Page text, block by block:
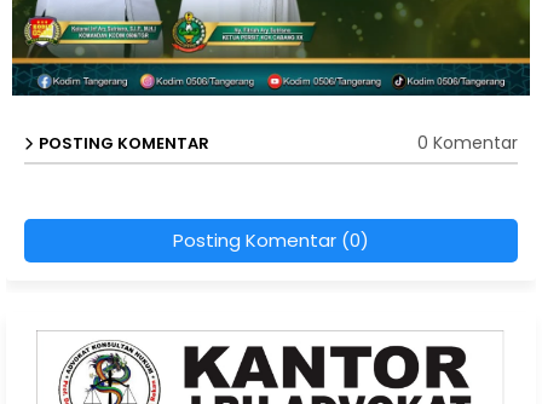
POSTING KOMENTAR 0 Komentar
Posting Komentar (0)